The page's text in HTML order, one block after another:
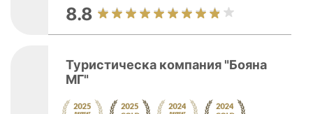
8.8
Туристическа компания "Бояна
МГ"